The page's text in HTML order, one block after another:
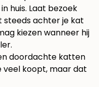
huis. Laat bezoek
steeds achter je kat
kiezen wanneer hij
doordachte katten
veel koopt, maar dat